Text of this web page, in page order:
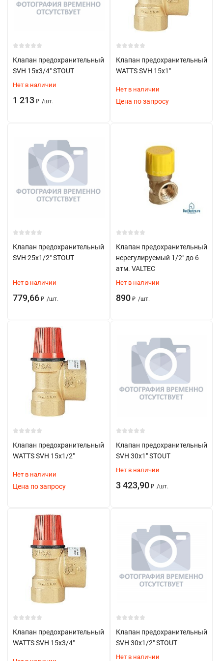
Тепловые пункты
Преимущества использования
Простота установки и обслуживания
Долговечность работы
Особенности монтажа
Важные требования:
Монтаж в вертикальном положении
Обеспечение свободного доступа
Соблюдение направления потока
Правила эксплуатации
Регулярная проверка работоспособности
Контроль настройки давления
Проверка герметичности
Своевременная замена изношенных частей
Максимальное рабочее давление
Температурный режим
Объем системы
Мощность котла
Тип теплоносителя
Периодическая проверка настройки
Клапан предохранительный
SVH 15x3/4" STOUT
Нет в наличии
1 213 ₽ /шт.
Клапан предохранительный
WATTS SVH 15х1"
Нет в наличии
Цена по запросу
Клапан предохранительный
SVH 25x1/2" STOUT
Нет в наличии
779,66 ₽ /шт.
Клапан предохранительный
нерегулируемый 1/2" до 6
атм. VALTEC
Нет в наличии
890 ₽ /шт.
Клапан предохранительный
WATTS SVH 15х1/2"
Нет в наличии
Цена по запросу
Клапан предохранительный
SVH 30x1" STOUT
Нет в наличии
3 423,90 ₽ /шт.
Клапан предохранительный
WATTS SVH 15х3/4"
Клапан предохранительный
SVH 30x1/2" STOUT
Нет в наличии